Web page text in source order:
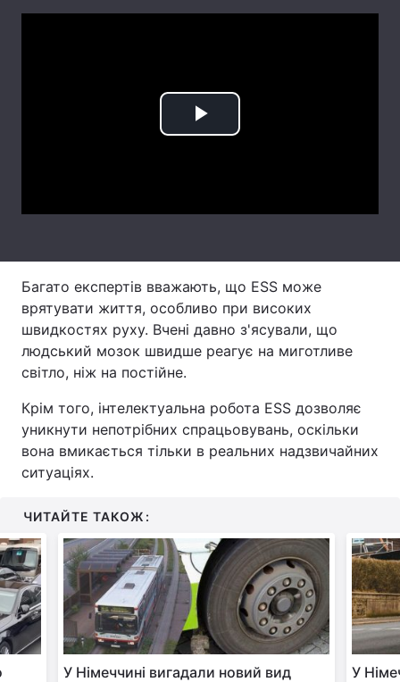
Play
Багато експертів вважають, що ESS може
врятувати життя, особливо при високих
швидкостях руху. Вчені давно з'ясували, що
людський мозок швидше реагує на миготливе
світло, ніж на постійне.
Крім того, інтелектуальна робота ESS дозволяє
уникнути непотрібних спрацьовувань, оскільки
вона вмикається тільки в реальних надзвичайних
ситуаціях.
ЧИТАЙТЕ ТАКОЖ:
У Німеччині вигадали новий вид
У